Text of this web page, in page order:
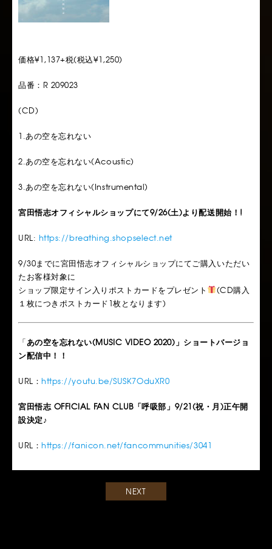
価格¥1,137+税(税込¥1,250)
品番：R 209023
(CD)
1.あの空を忘れない
2.あの空を忘れない(Acoustic)
3.あの空を忘れない(Instrumental)
宮田悟志オフィシャルショップにて9/26(土)より配送開始！!
URL: https://breathing.shopselect.net
9/30までに宮田悟志オフィシャルショップにてご購入いただい
たお客様対象に
ショップ限定サイン入りポストカードをプレゼント
(CD購入
１枚につきポストカード1枚となります)
「あの空を忘れない(MUSIC VIDEO 2020)」ショートバージョ
ン配信中！！
URL：https://youtu.be/SUSK7OduXR0
宮田悟志 OFFICIAL FAN CLUB「呼吸部」9/21(祝・月)正午開
設決定♪
URL：https://fanicon.net/fancommunities/3041
NEXT